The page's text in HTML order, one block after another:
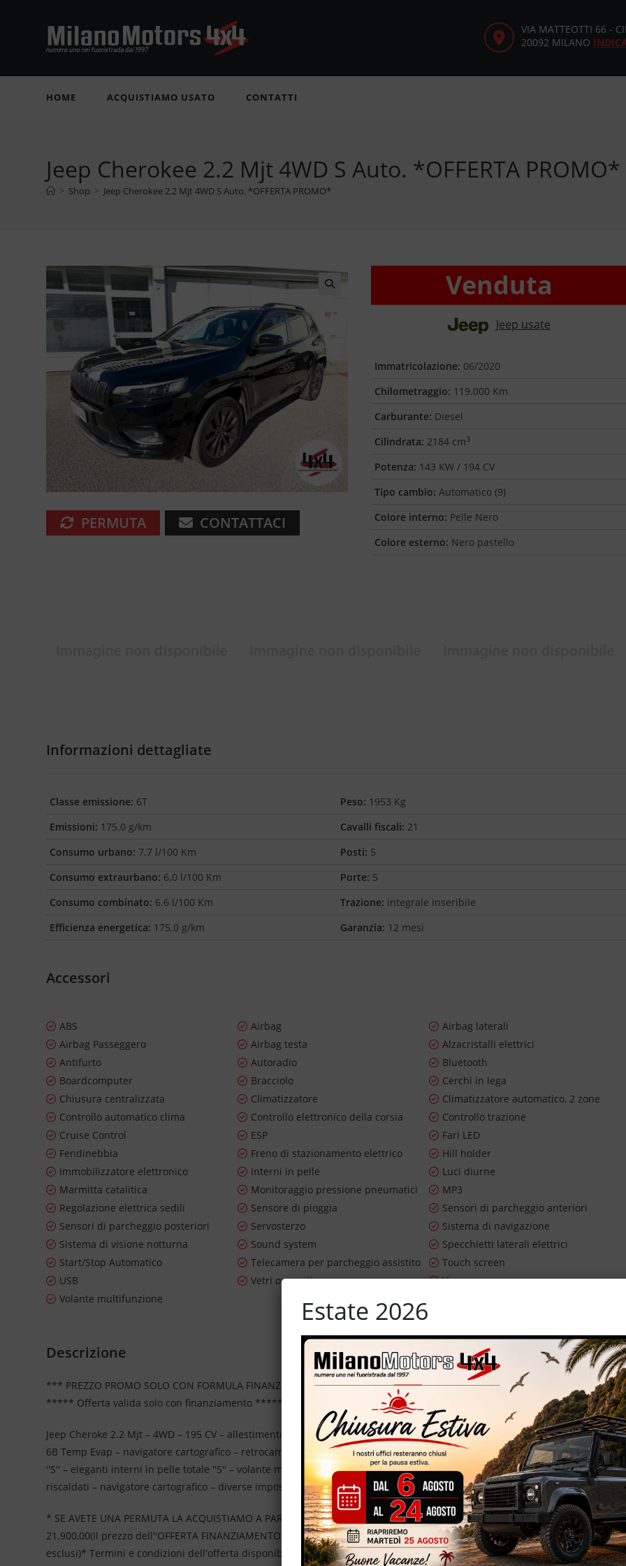
VIA MATTEOTTI 66 -
20092 MILANO
HOME ACQUISTIAMO USATO CONTATTI
Jeep Cherokee 2.2 Mjt 4WD S Auto. *OFFERTA PROMO*
> Shop > Jeep Cherokee 2.2 Mjt 4WD S Auto. *OFFERTA PROMO*
PERMUTA CONTATTACI
Venduta
Jeep usate
Immatricolazione: 06/2020
Chilometraggio: 119.000 Km
Carburante: Diesel
Cilindrata: 2184 cm3
Potenza: 143 KW / 194 CV
Tipo cambio: Automatico (9)
Colore interno: Pelle Nero
Colore esterno: Nero pastello
Informazioni dettagliate
Classe emissione: 6T
Emissioni: 175.0 g/km
Consumo urbano: 7.7 l/100 Km
Consumo extraurbano: 6.0 l/100 Km
Consumo combinato: 6.6 l/100 Km
Efficienza energetica: 175.0 g/km
Peso: 1953 Kg
Cavalli fiscali: 21
Posti: 5
Porte: 5
Trazione: integrale inseribile
Garanzia: 12 mesi
Accessori
ABS Airbag
Airbag laterali
Airbag Passeggero
Airbag testa
Alzacristalli elettrici
Antifurto
Autoradio
Bluetooth
Boardcomputer
Bracciolo
Cerchi in lega
Chiusura centralizzata
Climatizzatore
Climatizzatore automatico, 2 zone
Controllo automatico clima
Controllo elettronico della corsia
Controllo trazione
Cruise Control
ESP
Fari LED
Fendinebbia
Freno di stazionamento elettrico
Hill holder
Immobilizzatore elettronico
Interni in pelle
Luci diurne
Marmitta catalitica
Monitoraggio pressione pneumatici
MP3
Regolazione elettrica sedili
Sensore di pioggia
Sensori di parcheggio anteriori
Sensori di parcheggio posteriori
Servosterzo
Sistema di navigazione
Sistema di visione notturna
Sound system
Specchietti laterali elettrici
Start/Stop Automatico
Telecamera per parcheggio assistito
Touch screen
USB
Vetri oscurati
Vivavoce
Volante multifunzione
Descrizione
*** PREZZO PROMO SOLO CON FORMULA FINANZIAMENTO ***
***** Offerta valida solo con finanziamento *****
Jeep Cheroke 2.2 Mjt – 4WD – 195 CV – allestimento speciale S – cambio automatico – 120.705 Km certificati egarantiti – euro
6B Temp Evap – navigatore cartografico – retrocamera per parcheggio assistito – vernice metallizzata cerchi in lega da 19''
''S'' – eleganti interni in pelle totale ''S'' – volante multifunzione – schermo touch – sensori park – volante riscaldato – sedili
riscaldati – navigatore cartografico – diverse impostazioni di guida in base al tipo di terreno – CarPlay – unico proprietario
* SE AVETE UNA PERMUTA LA ACQUISTIAMO A PARTE OLTRE AL FINANZIAMENTO *N.B. PREZZO SENZA FINANZIAMENTO €
21.900,00(Il prezzo dell''OFFERTA FINANZIAMENTO'' è da intendersi passaggio di proprietà e oneri di finanziamento
esclusi)* Termini e condizioni dell'offerta disponibili in sede, non esistate a contattarci *
Estate 2026